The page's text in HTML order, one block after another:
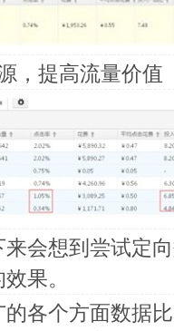
，提高流量价值
会想到尝试定
果。
各个方面数据